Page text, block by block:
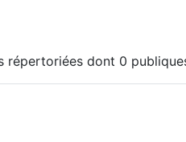
répertoriées dont 0